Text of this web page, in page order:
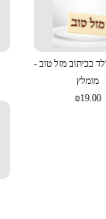
בכיתוב מזל טוב -
מומלץ
₪19.00